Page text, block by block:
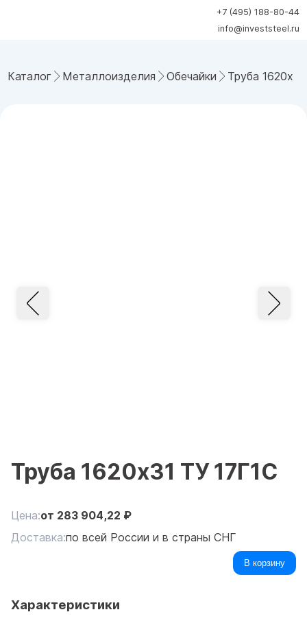
+7 (495) 188-80-44
info@investsteel.ru
Каталог Металлоизделия Обечайки Труба
Труба 1620x31 ТУ 17Г1С
Цена:от 283 904,22 ₽
Доставка:по всей России и в страны СНГ
В корзину
Характеристики